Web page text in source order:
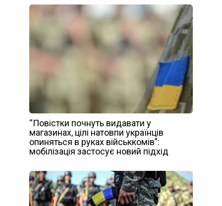
“Повістки почнуть видавати у
магазинах, цілі натовпи українців
опиняться в руках військкомів”:
мобілізація застосує новий підхід